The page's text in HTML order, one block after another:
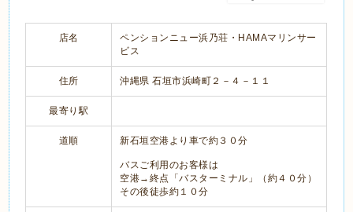
店名
ペンションニュー浜乃荘・HAMAマリンサー
ビス
住所 沖縄県 石垣市浜崎町２－４－１１
最寄り駅
道順 新石垣空港より車で約３０分
バスご利用のお客様は
空港→終点「バスターミナル」（約４０分）
その後徒歩約１０分